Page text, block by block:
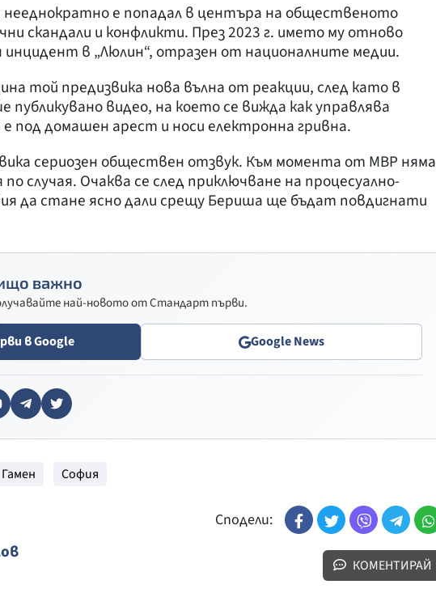
е попадал в центъра на общественото
скандали и конфликти. През 2023 г. името му отново
в „Люлин“, отразен от националните медии.
той предизвика нова вълна от реакции, след като в
видео, на което се вижда как управлява
под домашен арест и носи електронна гривна.
сериозен обществен отзвук. Към момента от МВР няма
случая. Очаква се след приключване на процесуално-
да стане ясно дали срещу Бериша ще бъдат повдигнати
важно
най-новото от Стандарт първи.
в Google Google News
Гамен София
Сподели:
КОМЕНТИРАЙ